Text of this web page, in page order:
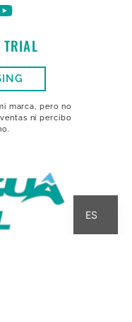
TRIAL
marca, pero no
ni percibo
ES